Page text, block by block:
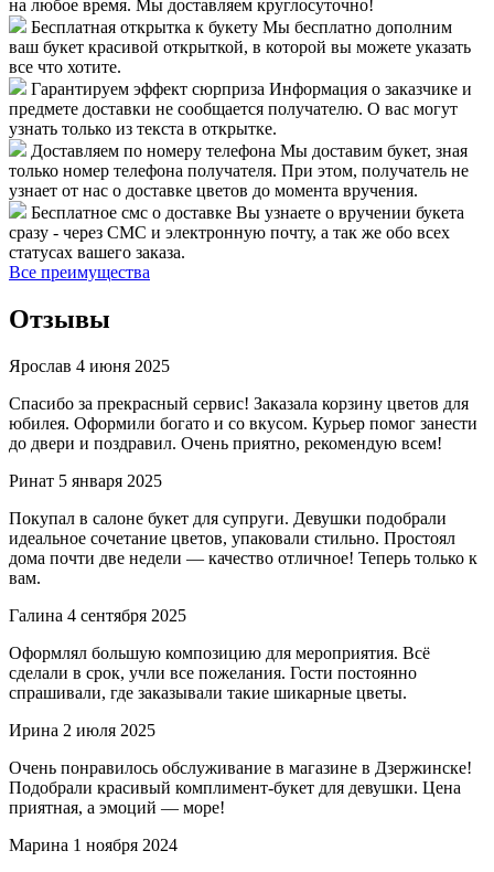
на любое время. Мы доставляем круглосуточно!
Бесплатная открытка к букету Мы бесплатно дополним
ваш букет красивой открыткой, в которой вы можете указать
все что хотите.
Гарантируем эффект сюрприза Информация о заказчике и
предмете доставки не сообщается получателю. О вас могут
узнать только из текста в открытке.
Доставляем по номеру телефона Мы доставим букет, зная
только номер телефона получателя. При этом, получатель не
узнает от нас о доставке цветов до момента вручения.
Бесплатное смс о доставке Вы узнаете о вручении букета
сразу - через СМС и электронную почту, а так же обо всех
статусах вашего заказа.
Все преимущества
Отзывы
Ярослав 4 июня 2025
Спасибо за прекрасный сервис! Заказала корзину цветов для
юбилея. Оформили богато и со вкусом. Курьер помог занести
до двери и поздравил. Очень приятно, рекомендую всем!
Ринат 5 января 2025
Покупал в салоне букет для супруги. Девушки подобрали
идеальное сочетание цветов, упаковали стильно. Простоял
дома почти две недели — качество отличное! Теперь только к
вам.
Галина 4 сентября 2025
Оформлял большую композицию для мероприятия. Всё
сделали в срок, учли все пожелания. Гости постоянно
спрашивали, где заказывали такие шикарные цветы.
Ирина 2 июля 2025
Очень понравилось обслуживание в магазине в Дзержинске!
Подобрали красивый комплимент-букет для девушки. Цена
приятная, а эмоций — море!
Марина 1 ноября 2024